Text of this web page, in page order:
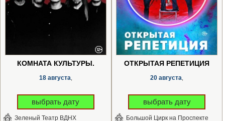
КОМНАТА КУЛЬТУРЫ.
18 августа
выбрать дату
Зеленый Театр ВДНХ
ОТКРЫТАЯ РЕПЕТИЦИЯ
20 августа
выбрать дату
Большой Цирк на Проспекте